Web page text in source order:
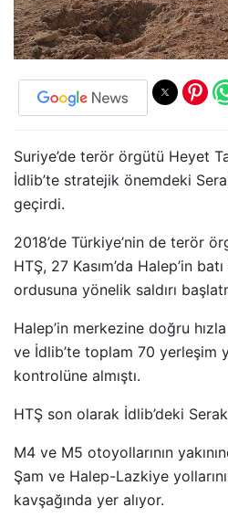
Suriye’de terör örgütü Heyet
İdlib’te stratejik önemdeki
geçirdi.
2018’de Türkiye’nin de terör
HTŞ, 27 Kasım’da Halep’in
ordusuna yönelik saldırı
Halep’in merkezine doğru
ve İdlib’te toplam 70 yerleşim
kontrolüne almıştı.
HTŞ son olarak İdlib’deki
M4 ve M5 otoyollarının
Şam ve Halep-Lazkiye
kavşağında yer alıyor.